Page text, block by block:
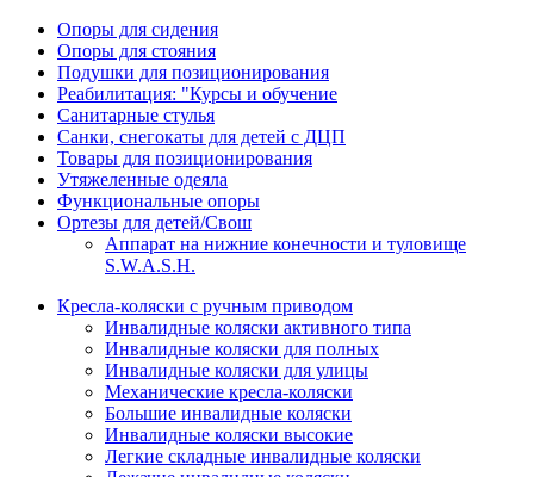
Опоры для сидения
Опоры для стояния
Подушки для позиционирования
Реабилитация: "Курсы и обучение
Санитарные стулья
Санки, снегокаты для детей с ДЦП
Товары для позиционирования
Утяжеленные одеяла
Функциональные опоры
Ортезы для детей/Свош
Аппарат на нижние конечности и туловище
S.W.A.S.H.
Кресла-коляски с ручным приводом
Инвалидные коляски активного типа
Инвалидные коляски для полных
Инвалидные коляски для улицы
Механические кресла-коляски
Большие инвалидные коляски
Инвалидные коляски высокие
Легкие складные инвалидные коляски